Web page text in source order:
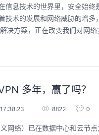
信息技术的世界里，安全始
技术的发展和网络威胁的增
决方案，正在改变我们对网
多年，赢了吗？
8822 0
网络）已在数据中心和云节